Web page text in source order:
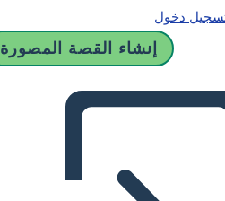
دخول
إنشاء القصة المصورة